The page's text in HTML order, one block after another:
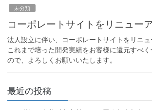
未分類
コーポレートサイトをリニュー
法人設立に伴い、コーポレートサイトをリニュ
これまで培った開発実績をお客様に還元すべ
ので、よろしくお願いいたします。
最近の投稿